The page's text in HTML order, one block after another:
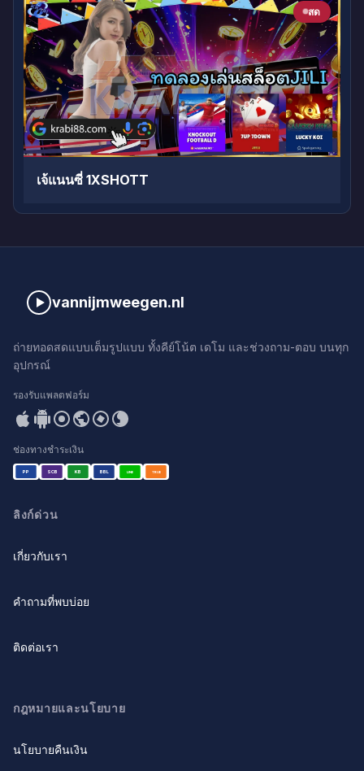
สด
เจ้แนนซี่ 1XSHOTT
vannijmweegen.nl
ถ่ายทอดสดแบบเต็มรูปแบบ ทั้งคีย์โน้ต เดโม และช่วงถาม-ตอบ บนทุก
อุปกรณ์
รองรับแพลตฟอร์ม
ช่องทางชำระเงิน
PP SCB KB BBL LINE TRUE
ลิงก์ด่วน
เกี่ยวกับเรา
คำถามที่พบบ่อย
ติดต่อเรา
กฎหมายและนโยบาย
นโยบายคืนเงิน